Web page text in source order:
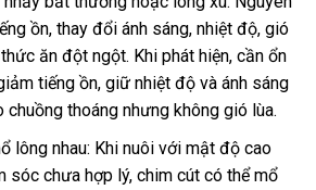
ồn, thay đổi ánh sáng, nhiệt độ, gió
ăn đột ngột. Khi phát hiện, cần ổn
tiếng ồn, giữ nhiệt độ và ánh sáng
chuồng thoáng nhưng không gió lùa.
lông nhau: Khi nuôi với mật độ cao
sóc chưa hợp lý, chim cút có thể mổ